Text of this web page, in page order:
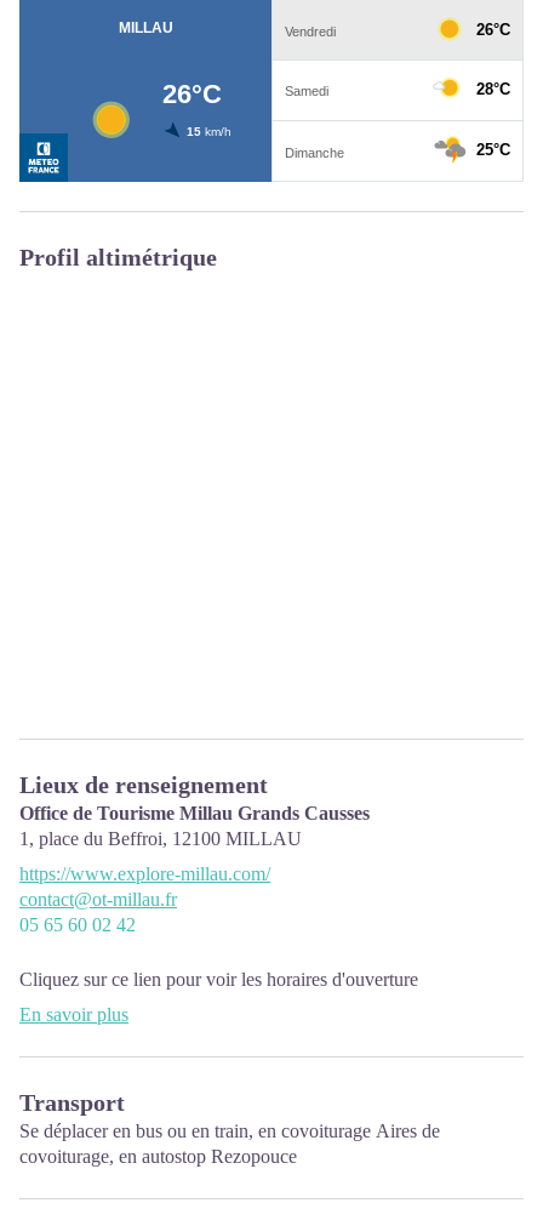
Profil altimétrique
Lieux de renseignement
Office de Tourisme Millau Grands Causses
1, place du Beffroi, 12100 MILLAU
https://www.explore-millau.com/
contact@ot-millau.fr
05 65 60 02 42
Cliquez sur ce lien pourvoir les horaires d'ouverture
En savoir plus
Transport
Se déplacer en bus ou en train, en covoiturage Aires de
covoiturage, en autostop Rezopouce